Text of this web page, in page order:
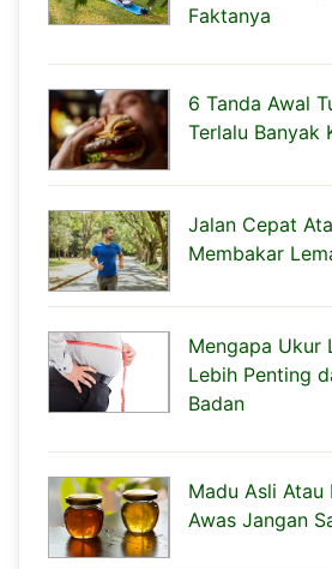
Faktanya
6 Tanda Awal
Terlalu Banyak
Jalan Cepat
Membakar
Mengapa Ukur
Lebih Penting
Badan
Madu Asli Atau
Awas Jangan